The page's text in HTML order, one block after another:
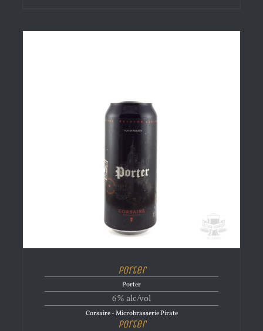
Porter
Porter
6% alc/vol
Corsaire - Microbrasserie Pirate
Porter